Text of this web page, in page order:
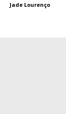
Jade Lourenço